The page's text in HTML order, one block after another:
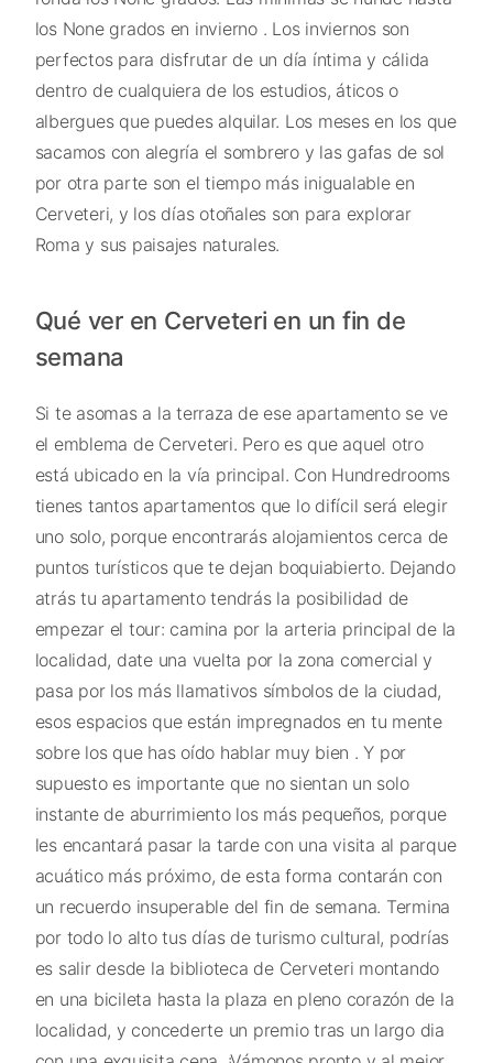
los None grados en invierno . Los inviernos son
perfectos para disfrutar de un día íntima y cálida
dentro de cualquiera de los estudios, áticos o
albergues que puedes alquilar. Los meses en los que
sacamos con alegría el sombrero y las gafas de sol
por otra parte son el tiempo más inigualable en
Cerveteri, y los días otoñales son para explorar
Roma y sus paisajes naturales.
Qué ver en Cerveteri en un fin de
semana
Si te asomas a la terraza de ese apartamento se ve
el emblema de Cerveteri. Pero es que aquel otro
está ubicado en la vía principal. Con Hundredrooms
tienes tantos apartamentos que lo difícil será elegir
uno solo, porque encontrarás alojamientos cerca de
puntos turísticos que te dejan boquiabierto. Dejando
atrás tu apartamento tendrás la posibilidad de
empezar el tour: camina por la arteria principal de la
localidad, date una vuelta por la zona comercial y
pasa por los más llamativos símbolos de la ciudad,
esos espacios que están impregnados en tu mente
sobre los que has oído hablar muy bien . Y por
supuesto es importante que no sientan un solo
instante de aburrimiento los más pequeños, porque
les encantará pasar la tarde con una visita al parque
acuático más próximo, de esta forma contarán con
un recuerdo insuperable del fin de semana. Termina
por todo lo alto tus días de turismo cultural, podrías
es salir desde la biblioteca de Cerveteri montando
en una bicileta hasta la plaza en pleno corazón de la
localidad, y concederte un premio tras un largo dia